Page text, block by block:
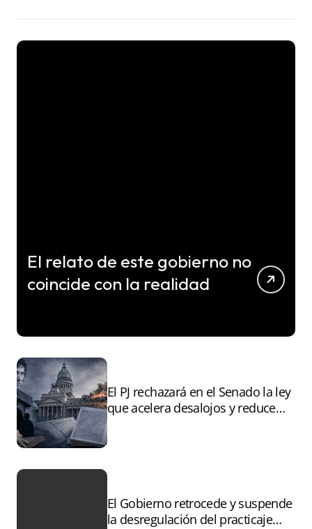
El relato de este gobierno no
coincide con la realidad
El PJ rechazará en el Senado la ley
que acelera desalojos y reduce
El Gobierno retrocede y suspende
la desregulación del practicaje